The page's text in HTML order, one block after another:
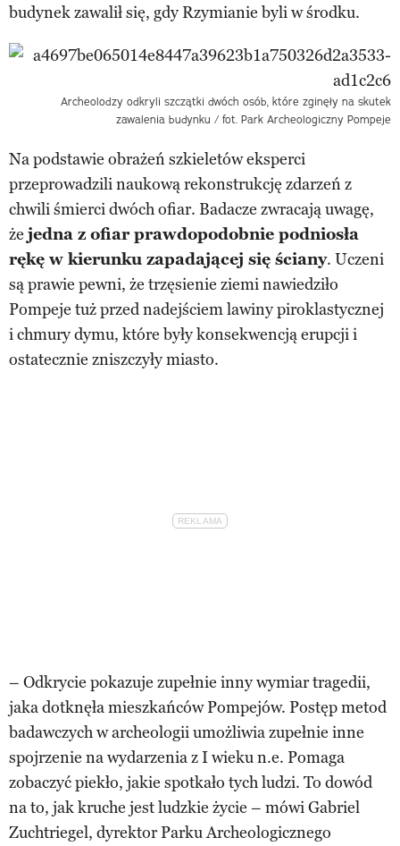
budynek zawalił się, gdy Rzymianie byli w środku.
Archeolodzy odkryli szczątki dwóch osób, które zginęły na skutek
zawalenia budynku / fot. Park Archeologiczny Pompeje
Na podstawie obrażeń szkieletów eksperci
przeprowadzili naukową rekonstrukcję zdarzeń z
chwili śmierci dwóch ofiar. Badacze zwracają uwagę,
że jedna z ofiar prawdopodobnie podniosła
rękę w kierunku zapadającej się ściany. Uczeni
są prawie pewni, że trzęsienie ziemi nawiedziło
Pompeje tuż przed nadejściem lawiny piroklastycznej
i chmury dymu, które były konsekwencją erupcji i
ostatecznie zniszczyły miasto.
– Odkrycie pokazuje zupełnie inny wymiar tragedii,
jaka dotknęła mieszkańców Pompejów. Postęp metod
badawczych w archeologii umożliwia zupełnie inne
spojrzenie na wydarzenia z I wieku n.e. Pomaga
zobaczyć piekło, jakie spotkało tych ludzi. To dowód
na to, jak kruche jest ludzkie życie – mówi Gabriel
Zuchtriegel, dyrektor Parku Archeologicznego